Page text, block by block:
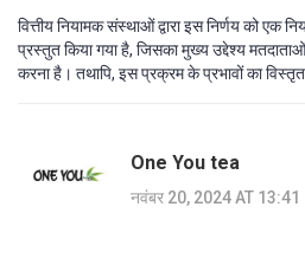
वित्तीय नियामक संस्थाओं द्वारा इस निर्णय को एक
प्रस्तुत किया गया है, जिसका मुख्य उद्देश्य
करना है। तथापि, इस प्रक्रम के प्रभावों का
One You tea
नवंबर 20, 2024 AT 13:41